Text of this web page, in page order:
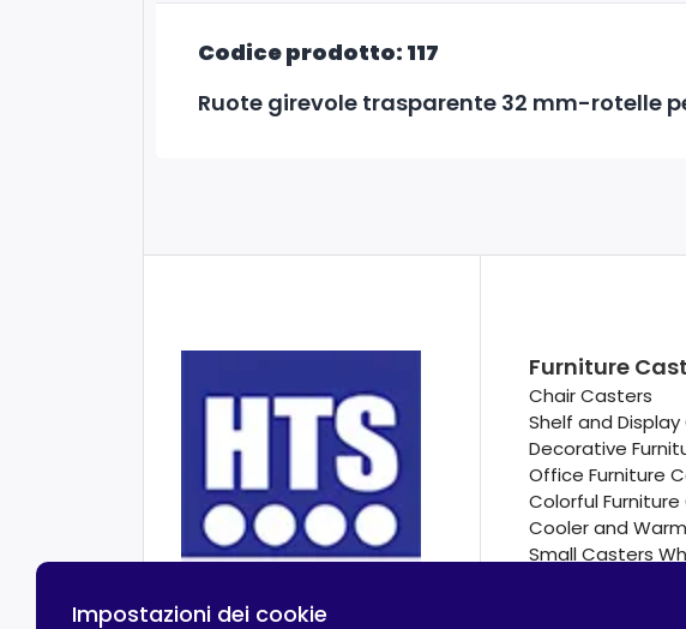
Codice prodotto: 117
Ruote girevole trasparente 32 mm-rotelle
Furniture
Chair Casters
Shelf and
Decorative
Office Furniture
Colorful
Cooler and
Small Casters
Hotel Equipment
Impostazioni dei cookie